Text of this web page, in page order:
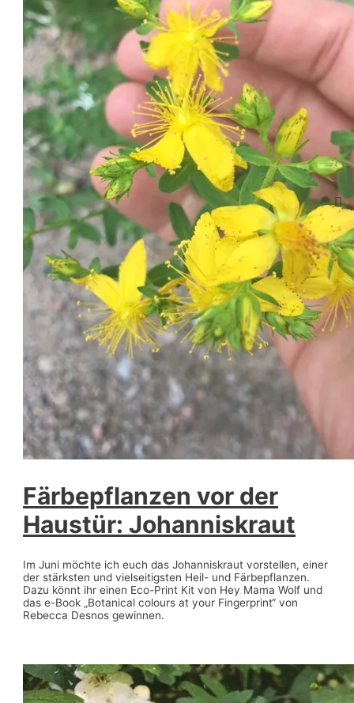
Färbepflanzen vor der
Haustür: Johanniskraut
Im Juni möchte ich euch das Johanniskraut vorstellen, einer
der stärksten und vielseitigsten Heil- und Färbepflanzen.
Dazu könnt ihr einen Eco-Print Kit von Hey Mama Wolf und
das e-Book „Botanical colours at your Fingerprint“ von
Rebecca Desnos gewinnen.